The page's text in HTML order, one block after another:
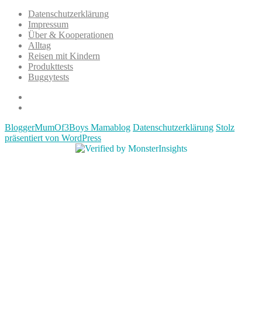
Datenschutzerklärung
Impressum
Über & Kooperationen
Alltag
Reisen mit Kindern
Produkttests
Buggytests
BloggerMumOf3Boys Mamablog Datenschutzerklärung Stolz
präsentiert von WordPress